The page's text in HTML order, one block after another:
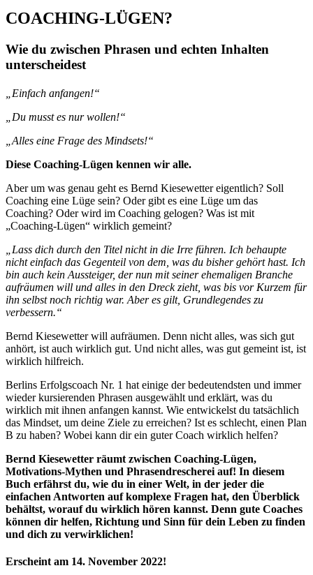
COACHING-LÜGEN?
Wie du zwischen Phrasen und echten Inhalten
unterscheidest
„Einfach anfangen!“
„Du musst es nur wollen!“
„Alles eine Frage des Mindsets!“
Diese Coaching-Lügen kennen wir alle.
Aber um was genau geht es Bernd Kiesewetter eigentlich? Soll
Coaching eine Lüge sein? Oder gibt es eine Lüge um das
Coaching? Oder wird im Coaching gelogen? Was ist mit
„Coaching-Lügen“ wirklich gemeint?
„Lass dich durch den Titel nicht in die Irre führen. Ich behaupte
nicht einfach das Gegenteil von dem, was du bisher gehört hast. Ich
bin auch kein Aussteiger, der nun mit seiner ehemaligen Branche
aufräumen will und alles in den Dreck zieht, was bis vor Kurzem für
ihn selbst noch richtig war. Aber es gilt, Grundlegendes zu
verbessern.“
Bernd Kiesewetter will aufräumen. Denn nicht alles, was sich gut
anhört, ist auch wirklich gut. Und nicht alles, was gut gemeint ist, ist
wirklich hilfreich.
Berlins Erfolgscoach Nr. 1 hat einige der bedeutendsten und immer
wieder kursierenden Phrasen ausgewählt und erklärt, was du
wirklich mit ihnen anfangen kannst. Wie entwickelst du tatsächlich
das Mindset, um deine Ziele zu erreichen? Ist es schlecht, einen Plan
B zu haben? Wobei kann dir ein guter Coach wirklich helfen?
Bernd Kiesewetter räumt zwischen Coaching-Lügen,
Motivations-Mythen und Phrasendrescherei auf! In diesem
Buch erfährst du, wie du in einer Welt, in der jeder die
einfachen Antworten auf komplexe Fragen hat, den Überblick
behältst, worauf du wirklich hören kannst. Denn gute Coaches
können dir helfen, Richtung und Sinn für dein Leben zu finden
und dich zu verwirklichen!
Erscheint am 14. November 2022!